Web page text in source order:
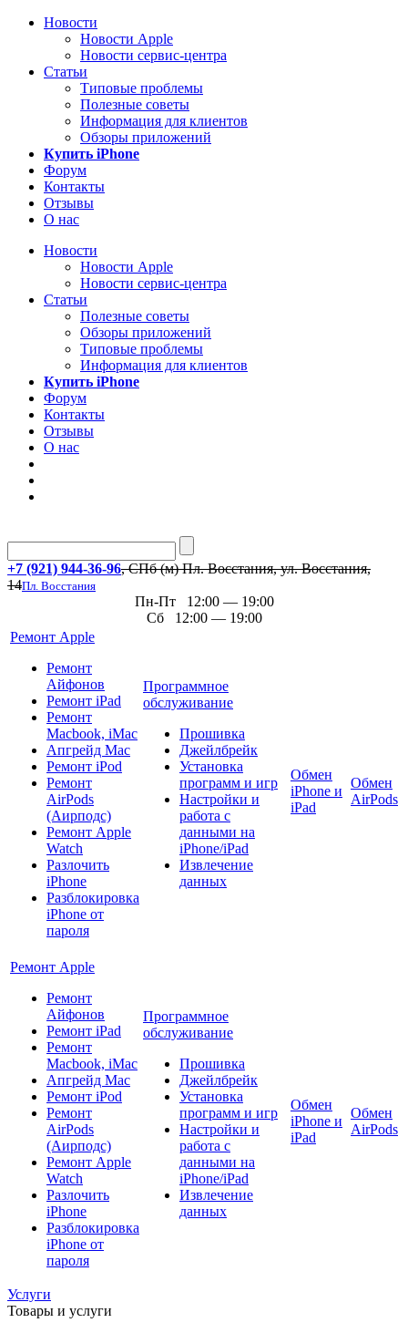
Новости
Новости Apple
Новости сервис-центра
Статьи
Типовые проблемы
Полезные советы
Информация для клиентов
Обзоры приложений
Купить iPhone
Форум
Контакты
Отзывы
О нас
Новости
Новости Apple
Новости сервис-центра
Статьи
Полезные советы
Обзоры приложений
Типовые проблемы
Информация для клиентов
Купить iPhone
Форум
Контакты
Отзывы
О нас
+7 (921) 944-36-96, СПб (м) Пл. Восстания, ул. Восстания,
14Пл. Восстания
Пн-Пт 12:00 — 19:00
Сб 12:00 — 19:00
Ремонт Apple
Ремонт
Айфонов
Ремонт iPad
Ремонт
Macbook, iMac
Апгрейд Mac
Ремонт iPod
Ремонт
AirPods
(Аирподс)
Ремонт Apple
Watch
Разлочить
iPhone
Разблокировка
iPhone от
пароля
Программное
обслуживание
Прошивка
Джейлбрейк
Установка
программ и игр
Настройки и
работа с
данными на
iPhone/iPad
Извлечение
данных
Обмен
iPhone и
iPad
Обмен
AirPods
Ремонт Apple
Ремонт
Айфонов
Ремонт iPad
Ремонт
Macbook, iMac
Апгрейд Mac
Ремонт iPod
Ремонт
AirPods
(Аирподс)
Ремонт Apple
Watch
Разлочить
iPhone
Разблокировка
iPhone от
пароля
Программное
обслуживание
Прошивка
Джейлбрейк
Установка
программ и игр
Настройки и
работа с
данными на
iPhone/iPad
Извлечение
данных
Обмен
iPhone и
iPad
Обмен
AirPods
Услуги
Товары и услуги